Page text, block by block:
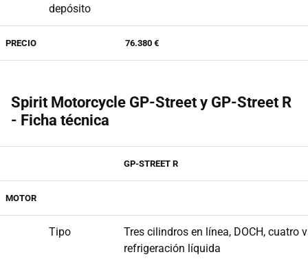
depósito
PRECIO 76.380 €
Spirit Motorcycle GP-Street y GP-Street R
- Ficha técnica
GP-STREET R
MOTOR
Tipo
Tres cilindros en línea, DOCH, cuatro
refrigeración líquida